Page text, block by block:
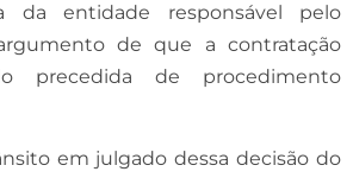
da entidade responsável pelo
de que a contratação
precedida de procedimento
em julgado dessa decisão do